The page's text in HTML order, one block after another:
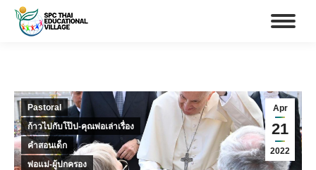
Apr
21
2022
Pastoral
ก้าวไปกับโป๊ป-คุณพ่อเล่าเรื่อง
คำสอนเด็ก
พ่อแม่-ผู้ปกครอง